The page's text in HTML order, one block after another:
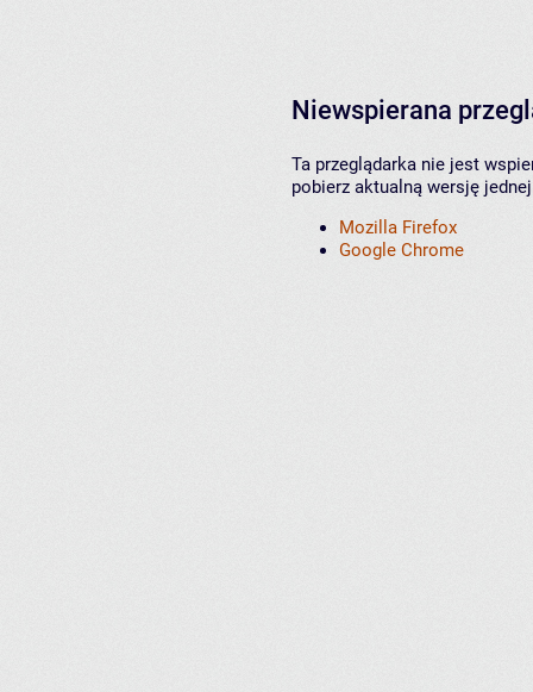
Niewspierana
Ta przeglądarka nie jest
pobierz aktualną wersję
Mozilla Firefox
Google Chrome